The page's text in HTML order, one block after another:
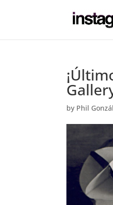
by Phil